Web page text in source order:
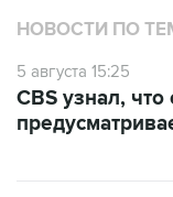
НОВОСТИ ПО
5 августа 15:25
CBS узнал,